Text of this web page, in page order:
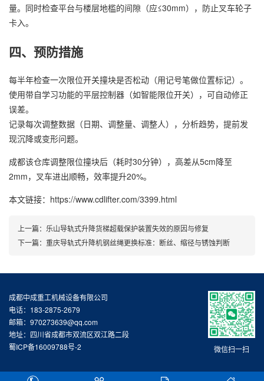
量。同时检查平台与楼层地槛的间隙（应≤30mm），防止叉车轮子
卡入。
四、预防措施
每半年检查一次限位开关撞块是否松动（用记号笔做位置标记）。
使用带自学习功能的平层控制器（如智能限位开关），可自动修正
误差。
记录每次调整数据（日期、调整量、调整人），分析趋势，提前发
现沉降或变形问题。
成都该仓库调整限位撞块后（耗时30分钟），高差从5cm降至
2mm，叉车进出顺畅，效率提升20%。
本文链接：https://www.cdlifter.com/3399.html
上一篇： 乐山导轨式升降货梯超载保护装置失效的原因与修复
下一篇： 重庆导轨式升降机钢丝绳更换标准：断丝、缩径与锈蚀判断
微信扫一扫
成都中成重工机械设备有限公司
电话：183-2875-2679
邮箱：970273639@qq.com
地址：四川省成都市双流区双江路二段
蜀ICP备16009788号-2